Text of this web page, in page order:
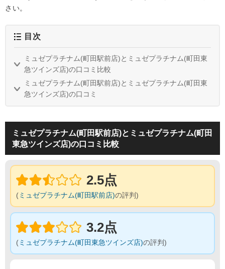
さい。
目次
ミュゼプラチナム(町田駅前店)とミュゼプラチナム(町田東
急ツインズ店)の口コミ比較
ミュゼプラチナム(町田駅前店)とミュゼプラチナム(町田東
急ツインズ店)の口コミ
ミュゼプラチナム(町田駅前店)とミュゼプラチナム(町田
東急ツインズ店)の口コミ比較
2.5点
(ミュゼプラチナム(町田駅前店)の評判)
3.2点
(ミュゼプラチナム(町田東急ツインズ店)の評判)